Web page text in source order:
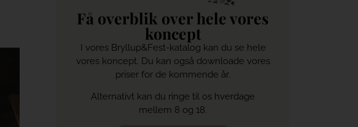
Få overblik over hele vores
koncept
I vores Bryllup&Fest-katalog kan du se hele
vores koncept. Du kan også downloade vores
priser for de kommende år.
Alternativt kan du ringe til os hverdage
mellem 8 og 18.